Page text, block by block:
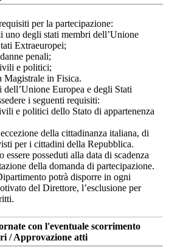
per la partecipazione:
uno degli stati membri dell’Unione
Extraeuropei;
penali;
e politici;
Magistrale in Fisica.
Europea e degli Stati
i seguenti requisiti:
e politici dello Stato di appartenenza
della cittadinanza italiana, di
per i cittadini della Repubblica.
posseduti alla data di scadenza
della domanda di partecipazione.
potrà disporre in ogni
del Direttore, l’esclusione per
con l'eventuale scorrimento
/ Approvazione atti